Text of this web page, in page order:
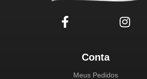
Conta
Meus Pedidos